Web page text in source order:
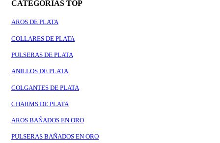
CATEGORIAS TOP
AROS DE PLATA
COLLARES DE PLATA
PULSERAS DE PLATA
ANILLOS DE PLATA
COLGANTES DE PLATA
CHARMS DE PLATA
AROS BAÑADOS EN ORO
PULSERAS BAÑADOS EN ORO